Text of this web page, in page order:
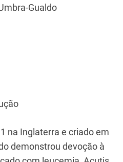
Gualdo
na Inglaterra e criado em
demonstrou devoção à